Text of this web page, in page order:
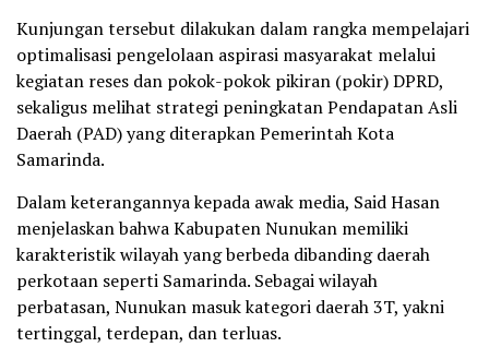
Kunjungan tersebut dilakukan dalam rangka mempelajari
optimalisasi pengelolaan aspirasi masyarakat melalui
kegiatan reses dan pokok-pokok pikiran (pokir) DPRD,
sekaligus melihat strategi peningkatan Pendapatan Asli
Daerah (PAD) yang diterapkan Pemerintah Kota
Samarinda.
Dalam keterangannya kepada awak media, Said Hasan
menjelaskan bahwa Kabupaten Nunukan memiliki
karakteristik wilayah yang berbeda dibanding daerah
perkotaan seperti Samarinda. Sebagai wilayah
perbatasan, Nunukan masuk kategori daerah 3T, yakni
tertinggal, terdepan, dan terluas.